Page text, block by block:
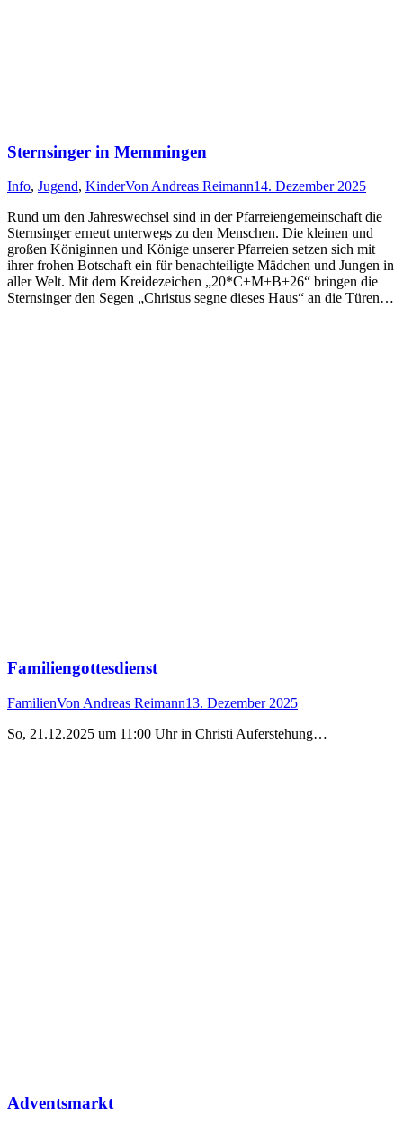
Sternsinger in Memmingen
Info, Jugend, KinderVon Andreas Reimann14. Dezember 2025
Rund um den Jahreswechsel sind in der Pfarreiengemeinschaft die
Sternsinger erneut unterwegs zu den Menschen. Die kleinen und
großen Königinnen und Könige unserer Pfarreien setzen sich mit
ihrer frohen Botschaft ein für benachteiligte Mädchen und Jungen in
aller Welt. Mit dem Kreidezeichen „20*C+M+B+26“ bringen die
Sternsinger den Segen „Christus segne dieses Haus“ an die Türen…
Familiengottesdienst
FamilienVon Andreas Reimann13. Dezember 2025
So, 21.12.2025 um 11:00 Uhr in Christi Auferstehung…
Adventsmarkt